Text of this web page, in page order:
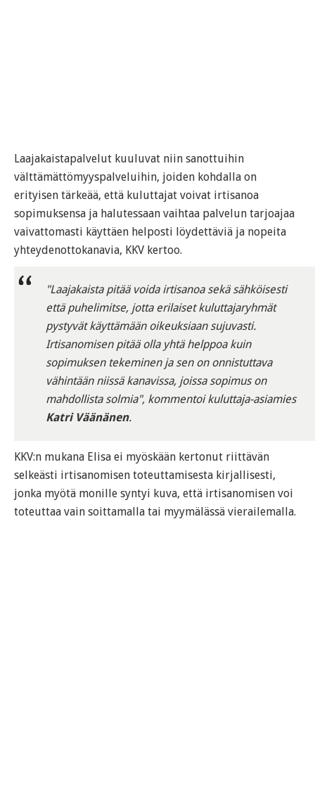
Laajakaistapalvelut kuuluvat niin sanottuihin
välttämättömyyspalveluihin, joiden kohdalla on
erityisen tärkeää, että kuluttajat voivat irtisanoa
sopimuksensa ja halutessaan vaihtaa palvelun tarjoajaa
vaivattomasti käyttäen helposti löydettäviä ja nopeita
yhteydenottokanavia, KKV kertoo.
"Laajakaista pitää voida irtisanoa sekä sähköisesti
että puhelimitse, jotta erilaiset kuluttajaryhmät
pystyvät käyttämään oikeuksiaan sujuvasti.
Irtisanomisen pitää olla yhtä helppoa kuin
sopimuksen tekeminen ja sen on onnistuttava
vähintään niissä kanavissa, joissa sopimus on
mahdollista solmia", kommentoi kuluttaja-asiamies
Katri Väänänen.
KKV:n mukana Elisa ei myöskään kertonut riittävän
selkeästi irtisanomisen toteuttamisesta kirjallisesti,
jonka myötä monille syntyi kuva, että irtisanomisen voi
toteuttaa vain soittamalla tai myymälässä vierailemalla.